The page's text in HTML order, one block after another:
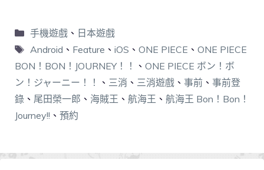
手機遊戲、 日本遊戲
Android 、 Feature 、 iOS 、 ONE PIECE 、 ONE PIECE
BON！BON！JOURNEY！！
、 ONE PIECE ボン！ボ
ン！ジャーニー！！
、 三消 、 三消遊戲 、 事前 、 事前登
錄 、 尾田榮一郎 、 海賊王 、 航海王 、 航海王 Bon！Bon！
Journey!! 、 預約